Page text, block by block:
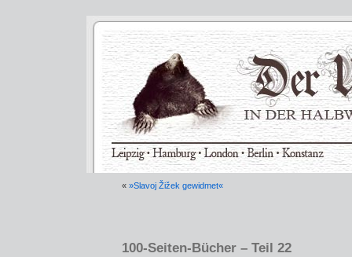
« »Slavoj Žižek gewidmet«
100-Seiten-Bücher – Teil 22